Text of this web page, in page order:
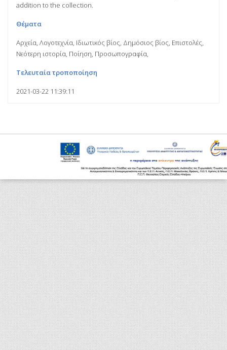
addition to the collection.
Θέματα
Αρχεία, Λογοτεχνία, Ιδιωτικός βίος, Δημόσιος βίος, Επιστολές,
Νεότερη ιστορία, Ποίηση, Προσωπογραφία,
Τελευταία τροποποίηση
2021-03-22 11:39:11